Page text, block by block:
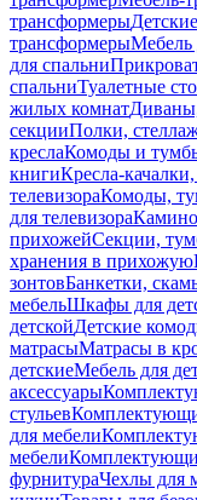
трансформеры
трансформерыМебель
для спальни
спальниТуалетные
жилых комнат
секцииПолки,
креслаКомоды и
книгиКресла-
телевизораКомоды,
для телевизора
прихожейСекции,
хранения в прихожую
зонтовБанкетки,
мебельШкафы для
детскойДетские
матрасыМатрасы в
детскиеМебель для
аксессуары
стульев
для мебели
мебели
фурнитураЧехлы для